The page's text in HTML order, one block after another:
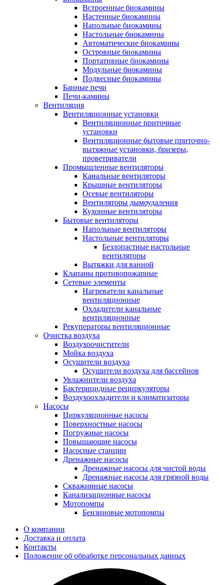
Встроенные биокамины
Настенные биокамины
Напольные биокамины
Настольные биокамины
Автоматические биокамины
Островные биокамины
Портативные биокамины
Модульные биокамины
Подвесные биокамины
Банные печи
Печи-камины
Вентиляция
Вентиляционные установки
Вентиляционные приточные
установки
Вентиляционные бытовые приточно-
вытяжные установки, бризеры,
проветриватели
Промышленные вентиляторы
Канальные вентиляторы
Крышные вентиляторы
Осевые вентиляторы
Вентиляторы дымоудаления
Кухонные вентиляторы
Бытовые вентиляторы
Напольные вентиляторы
Настольные вентиляторы
Безлопастные настольные
вентиляторы
Вытяжки для ванной
Клапаны противопожарные
Сетевые элементы
Нагреватели канальные
вентиляционные
Охладители канальные
вентиляционные
Рекуператоры вентиляционные
Очистка воздуха
Воздухоочистители
Мойка воздуха
Осушители воздуха
Осушители воздуха для бассейнов
Увлажнители воздуха
Бактерицидные рециркуляторы
Воздухоохладители и климатизаторы
Насосы
Циркуляционные насосы
Поверхностные насосы
Погружные насосы
Повышающие насосы
Насосные станции
Дренажные насосы
Дренажные насосы для чистой воды
Дренажные насосы для грязной воды
Скважинные насосы
Канализационные насосы
Мотопомпы
Бензиновые мотопомпы
О компании
Доставка и оплата
Контакты
Положение об обработке персональных данных